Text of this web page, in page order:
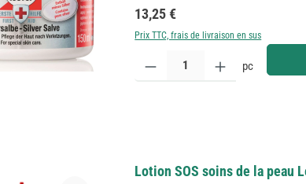
Prix régulier :
13,25 €
Prix TTC, frais de livraison en sus
Quantité de produit : Entrez la
pc
Lotion SOS soins de la peau